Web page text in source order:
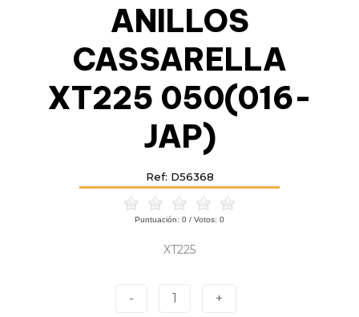
ANILLOS
CASSARELLA
XT225 050(016-
JAP)
Ref: D56368
Puntuación: 0 / Votos: 0
XT225
- 1 +